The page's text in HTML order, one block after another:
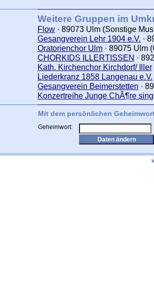
Weitere Gruppen im
Flow · 89073 Ulm (Sonstige
Gesangverein Lehr 1904 e.V. ·
Oratorienchor Ulm · 89075 Ulm
CHORKIDS ILLERTISSEN ·
Kath. Kirchenchor Kirchdorf/ Iller
Liederkranz 1858 Langenau e.V.
Gesangverein Beimerstetten ·
Konzertreihe Junge ChÃ¶re
Mit dem persönlichen
Geheimwort: